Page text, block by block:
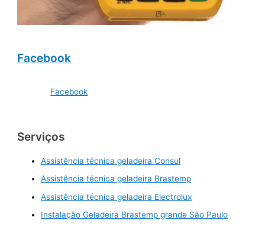
Facebook
Facebook
Serviços
Assistência técnica geladeira Consul
Assistência técnica geladeira Brastemp
Assistência técnica geladeira Electrolux
Instalação Geladeira Brastemp grande São Paulo